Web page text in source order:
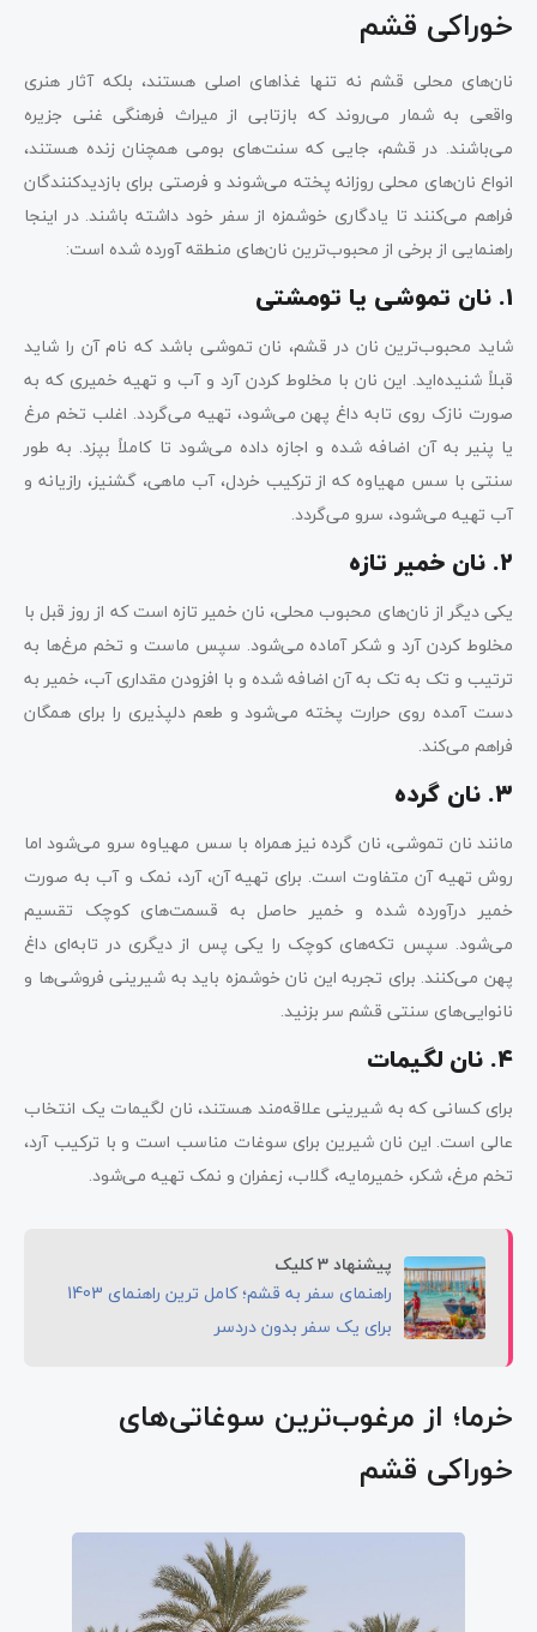
خوراکی قشم
نان‌های محلی قشم نه تنها غذاهای اصلی هستند، بلکه آثار هنری
واقعی به شمار می‌روند که بازتابی از میراث فرهنگی غنی جزیره
می‌باشند. در قشم، جایی که سنت‌های بومی همچنان زنده هستند،
انواع نان‌های محلی روزانه پخته می‌شوند و فرصتی برای بازدیدکنندگان
فراهم می‌کنند تا یادگاری خوشمزه از سفر خود داشته باشند. در اینجا
راهنمایی از برخی از محبوب‌ترین نان‌های منطقه آورده شده است:
۱. نان تموشی یا تومشتی
شاید محبوب‌ترین نان در قشم، نان تموشی باشد که نام آن را شاید
قبلاً شنیده‌اید. این نان با مخلوط کردن آرد و آب و تهیه خمیری که به
صورت نازک روی تابه داغ پهن می‌شود، تهیه می‌گردد. اغلب تخم مرغ
یا پنیر به آن اضافه شده و اجازه داده می‌شود تا کاملاً بپزد. به طور
سنتی با سس مهیاوه که از ترکیب خردل، آب ماهی، گشنیز، رازیانه و
آب تهیه می‌شود، سرو می‌گردد.
۲. نان خمیر تازه
یکی دیگر از نان‌های محبوب محلی، نان خمیر تازه است که از روز قبل با
مخلوط کردن آرد و شکر آماده می‌شود. سپس ماست و تخم مرغ‌ها به
ترتیب و تک به تک به آن اضافه شده و با افزودن مقداری آب، خمیر به
دست آمده روی حرارت پخته می‌شود و طعم دلپذیری را برای همگان
فراهم می‌کند.
۳. نان گرده
مانند نان تموشی، نان گرده نیز همراه با سس مهیاوه سرو می‌شود اما
روش تهیه آن متفاوت است. برای تهیه آن، آرد، نمک و آب به صورت
خمیر درآورده شده و خمیر حاصل به قسمت‌های کوچک تقسیم
می‌شود. سپس تکه‌های کوچک را یکی پس از دیگری در تابه‌ای داغ
پهن می‌کنند. برای تجربه این نان خوشمزه باید به شیرینی فروشی‌ها و
نانوایی‌های سنتی قشم سر بزنید.
۴. نان لگیمات
برای کسانی که به شیرینی علاقه‌مند هستند، نان لگیمات یک انتخاب
عالی است. این نان شیرین برای سوغات مناسب است و با ترکیب آرد،
تخم مرغ، شکر، خمیرمایه، گلاب، زعفران و نمک تهیه می‌شود.
پیشنهاد 3 کلیک
راهنمای سفر به قشم؛ کامل ترین راهنمای 1403
برای یک سفر بدون دردسر
خرما؛ از مرغوب‌ترین سوغاتی‌های
خوراکی قشم